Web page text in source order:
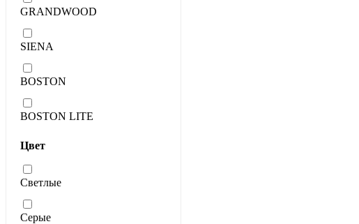
GRANDWOOD
SIENA
BOSTON
BOSTON LITE
Цвет
Светлые
Серые